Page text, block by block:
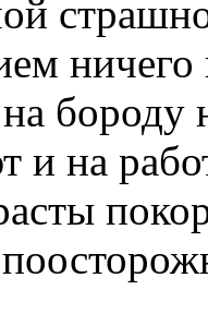
бороду
и на